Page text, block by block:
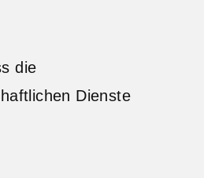
die
Dienste